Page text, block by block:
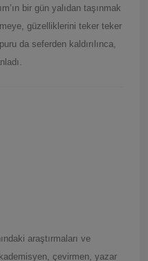
bir gün yalıdan taşınmak
güzelliklerini teker teker
da seferden kaldırılınca,
araştırmaları ve
çevirmen, yazar